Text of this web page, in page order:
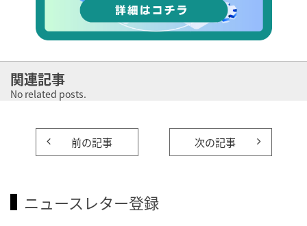
関連記事
No related posts.
前の記事 次の記事
ニュースレター登録